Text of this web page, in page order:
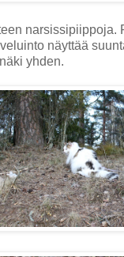
näyttää
yhden.